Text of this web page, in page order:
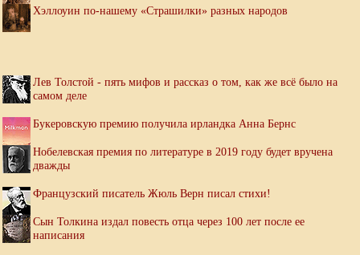
Хэллоуин по-нашему «Страшилки» разных народов
Лев Толстой - пять мифов и рассказ о том, как же всё было на
самом деле
Букеровскую премию получила ирландка Анна Бернс
Нобелевская премия по литературе в 2019 году будет вручена
дважды
Французский писатель Жюль Верн писал стихи!
Сын Толкина издал повесть отца через 100 лет после ее
написания